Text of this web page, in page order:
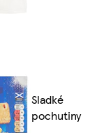
Sladké
pochutiny